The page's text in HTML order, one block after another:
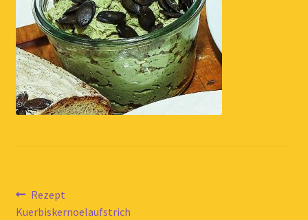
Gästebuch
Beitragsnavigation
Vorheriger
Beitrag:
Rezept
Kuerbiskernoelaufstrich